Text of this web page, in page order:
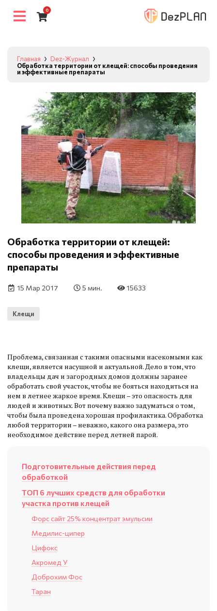
0
Главная
Dez-Журнал
Обработка территории от клещей: способы проведения
и эффективные препараты
Обработка территории от клещей:
способы проведения и эффективные
препараты
15 Мар 2017 5 мин. 15633
Клещи
Проблема, связанная с такими опасными насекомыми как
клещи, является насущной и актуальной. Дело в том, что
владельцы дач и загородных домов должны заранее
обработать свой участок, чтобы не бояться находиться на
нем в летнее жаркое время. Клещи – это опасность для
людей и животных. Вот почему важно задуматься о том,
чтобы была проведена хорошая профилактика. Обработка
любой территории – неважно, какого она размера, это
необходимое действие перед летней парой.
Подготовительные действия перед
обработкой
ТОП 6 лучших средств для обработки
участка против клещей
Форс сайт 25% концентрат эмульсии
Медилис-ципер
Цифокс
Акромед У
Доброхим Фос
Таран